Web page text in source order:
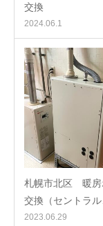
交換
2024.06.1
札幌市北区 暖房
交換（セントラル
2023.06.29